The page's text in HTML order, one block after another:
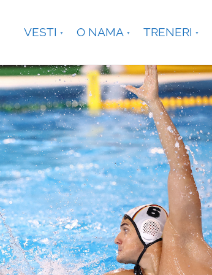
VESTI O NAMA TRENERI